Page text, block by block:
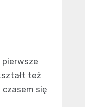
pierwsze
też
się